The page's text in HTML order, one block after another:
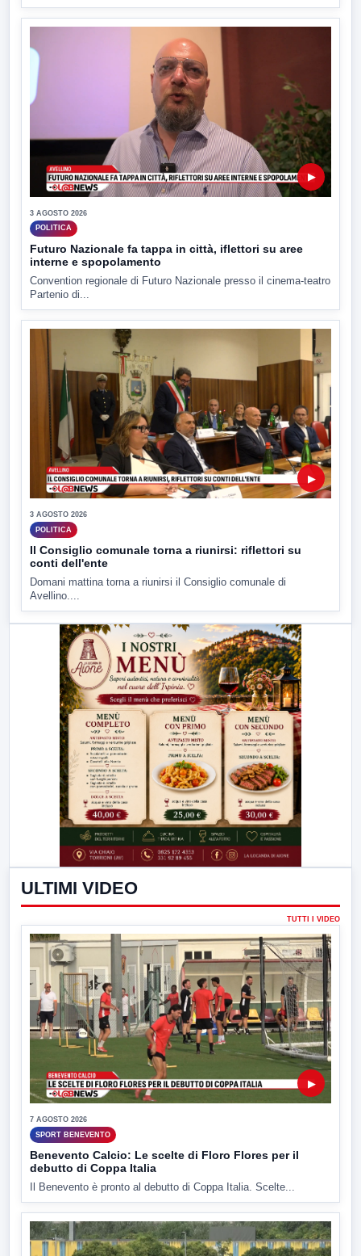
▶
3 AGOSTO 2026
POLITICA
Futuro Nazionale fa tappa in città, iflettori su aree
interne e spopolamento
Convention regionale di Futuro Nazionale presso il cinema-teatro
Partenio di...
▶
3 AGOSTO 2026
POLITICA
Il Consiglio comunale torna a riunirsi: riflettori su
conti dell'ente
Domani mattina torna a riunirsi il Consiglio comunale di
Avellino....
ULTIMI VIDEO
TUTTI I VIDEO
▶
7 AGOSTO 2026
SPORT BENEVENTO
Benevento Calcio: Le scelte di Floro Flores per il
debutto di Coppa Italia
Il Benevento è pronto al debutto di Coppa Italia. Scelte...